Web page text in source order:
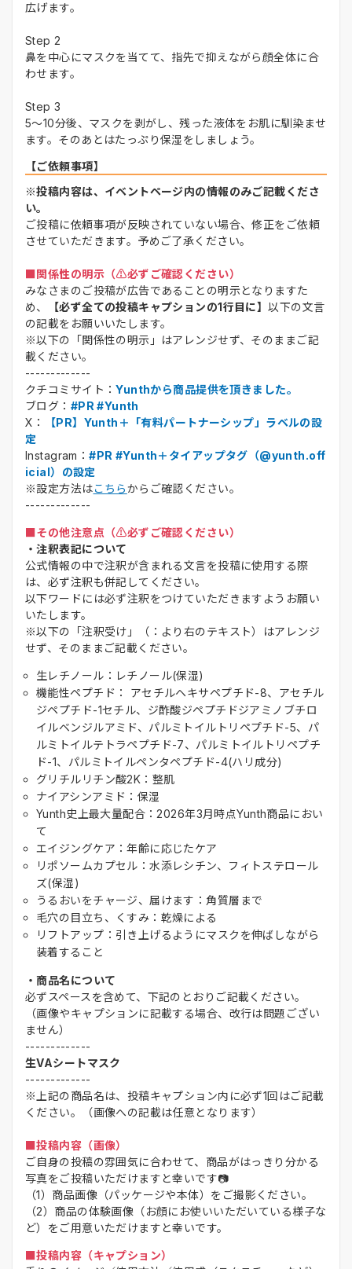
広げます。
Step 2
鼻を中心にマスクを当てて、指先で抑えながら顔全体に合
わせます。
Step 3
5～10分後、マスクを剥がし、残った液体をお肌に馴染ませ
ます。そのあとはたっぷり保湿をしましょう。
【ご依頼事項】
※投稿内容は、イベントページ内の情報のみご記載くださ
い。
ご投稿に依頼事項が反映されていない場合、修正をご依頼
させていただきます。予めご了承ください。
■関係性の明示（⚠️必ずご確認ください）
みなさまのご投稿が広告であることの明示となりますた
め、
【必ず全ての投稿キャプションの1行目に】以下の文言
の記載をお願いいたします。
※以下の「関係性の明示」はアレンジせず、そのままご記
載ください。
-------------
クチコミサイト：Yunthから商品提供を頂きました。
ブログ： #PR #Yunth
X：
【PR】Yunth＋「有料パートナーシップ」ラベルの設
定
Instagram：#PR #Yunth＋タイアップタグ（@yunth.off
icial）の設定
※設定方法はこちらからご確認ください。
-------------
■その他注意点（⚠️必ずご確認ください）
・注釈表記について
公式情報の中で注釈が含まれる文言を投稿に使用する際
は、必ず注釈も併記してください。
以下ワードには必ず注釈をつけていただきますようお願い
いたします。
※以下の「注釈受け」（：より右のテキスト）はアレンジ
せず、そのままご記載ください。
生レチノール：レチノール(保湿)
機能性ペプチド： アセチルヘキサペプチド-8、アセチル
ジペプチド-1セチル、ジ酢酸ジペプチドジアミノブチロ
イルベンジルアミド、パルミトイルトリペプチド-5、パ
ルミトイルテトラペプチド-7、パルミトイルトリペプチ
ド-1、パルミトイルペンタペプチド-4(ハリ成分)
グリチルリチン酸2K：整肌
ナイアシンアミド：保湿
Yunth史上最大量配合：2026年3月時点Yunth商品におい
て
エイジングケア：年齢に応じたケア
リポソームカプセル：水添レシチン、フィトステロール
ズ(保湿)
うるおいをチャージ、届けます：角質層まで
毛穴の目立ち、くすみ：乾燥による
リフトアップ：引き上げるようにマスクを伸ばしながら
装着すること
・商品名について
必ずスペースを含めて、下記のとおりご記載ください。
（画像やキャプションに記載する場合、改行は問題ござい
ません）
-------------
生VAシートマスク
-------------
※上記の商品名は、投稿キャプション内に必ず1回はご記載
ください。（画像への記載は任意となります）
■投稿内容（画像）
ご自身の投稿の雰囲気に合わせて、商品がはっきり分かる
写真をご投稿いただけますと幸いです📷
（1）商品画像（パッケージや本体）をご撮影ください。
（2）商品の体験画像（お顔にお使いいただいている様子な
ど）をご用意いただけますと幸いです。
■投稿内容（キャプション）